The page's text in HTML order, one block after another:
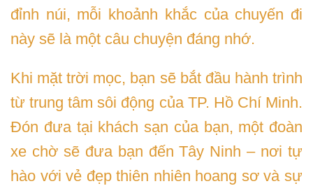
đỉnh núi, mỗi khoảnh khắc của chuyến đi
này sẽ là một câu chuyện đáng nhớ.
Khi mặt trời mọc, bạn sẽ bắt đầu hành trình
từ trung tâm sôi động của TP. Hồ Chí Minh.
Đón đưa tại khách sạn của bạn, một đoàn
xe chờ sẽ đưa bạn đến Tây Ninh – nơi tự
hào với vẻ đẹp thiên nhiên hoang sơ và sự